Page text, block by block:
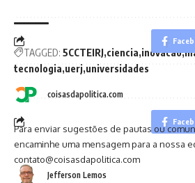
TAGGED: 5CCTEIRJ ciencia inovacao
tecnologia uerj universidades
Jefferson Lemos
coisasdapolitica.com
Para enviar sugestões de pautas ou
encaminhe uma mensagem para a nossa
contato@coisasdapolitica.com